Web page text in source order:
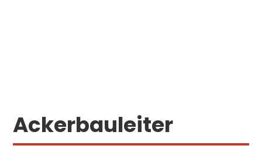
Ackerbauleiter